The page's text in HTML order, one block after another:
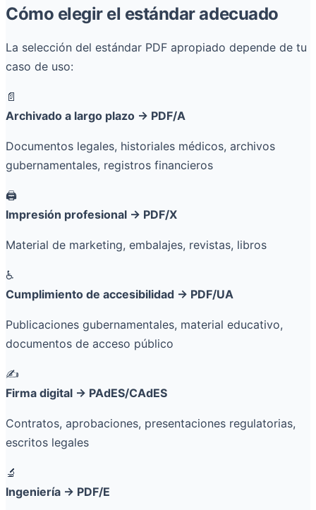
Cómo elegir el estándar adecuado
La selección del estándar PDF apropiado depende de tu
caso de uso:
📄
Archivado a largo plazo → PDF/A
Documentos legales, historiales médicos, archivos
gubernamentales, registros financieros
🖨️
Impresión profesional → PDF/X
Material de marketing, embalajes, revistas, libros
♿
Cumplimiento de accesibilidad → PDF/UA
Publicaciones gubernamentales, material educativo,
documentos de acceso público
✍️
Firma digital → PAdES/CAdES
Contratos, aprobaciones, presentaciones regulatorias,
escritos legales
🔬
Ingeniería → PDF/E